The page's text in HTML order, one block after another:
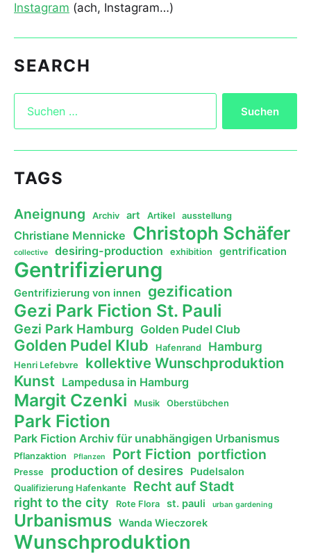
Instagram (ach, Instagram…)
SEARCH
TAGS
Aneignung Archiv art Artikel ausstellung
Christiane Mennicke Christoph Schäfer
collective desiring-production exhibition gentrification
Gentrifizierung
Gentrifizierung von innen gezification
Gezi Park Fiction St. Pauli
Gezi Park Hamburg Golden Pudel Club
Golden Pudel Klub Hafenrand Hamburg
Henri Lefebvre kollektive Wunschproduktion
Kunst Lampedusa in Hamburg
Margit Czenki Musik Oberstübchen
Park Fiction
Park Fiction Archiv für unabhängigen Urbanismus
Pflanzaktion Pflanzen Port Fiction portfiction
Presse production of desires Pudelsalon
Qualifizierung Hafenkante Recht auf Stadt
right to the city Rote Flora st. pauli urban gardening
Urbanismus Wanda Wieczorek
Wunschproduktion